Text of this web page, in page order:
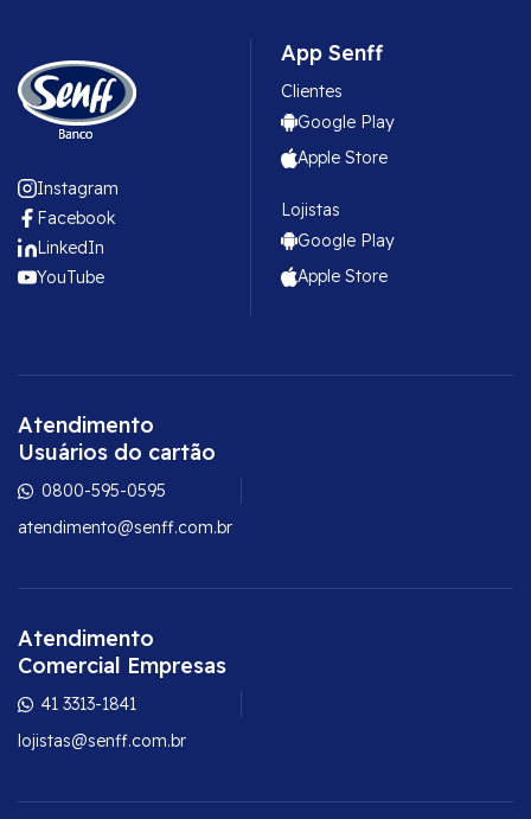
App Senff
Clientes
Google Play
Apple Store
Lojistas
Google Play
Apple Store
Instagram
Facebook
LinkedIn
YouTube
Atendimento
Usuários do cartão
0800-595-0595
atendimento@senff.com.br
Atendimento
Comercial Empresas
41 3313-1841
lojistas@senff.com.br